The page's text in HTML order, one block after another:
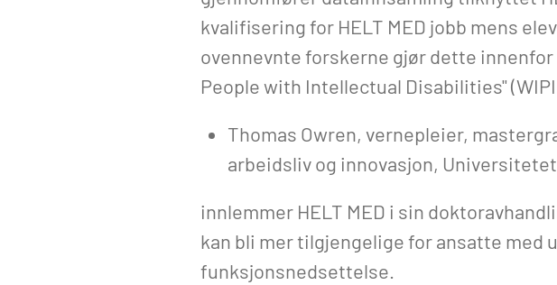
kvalifisering for HELT MED jobb mens
ovennevnte forskerne gjør dette
People with Intellectual Disabilities"
Thomas Owren, vernepleier,
arbeidsliv og innovasjon,
innlemmer HELT MED i sin
kan bli mer tilgjengelige for ansatte
funksjonsnedsettelse.